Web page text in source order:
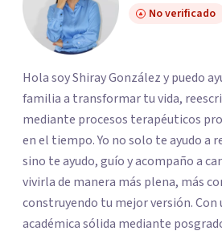
No verificado
Hola soy Shiray González y puedo
familia a transformar tu vida,
mediante procesos terapéuticos
en el tiempo. Yo no solo te ayudo a
sino te ayudo, guío y acompaño a
vivirla de manera más plena, más
construyendo tu mejor versión. Con una formación
académica sólida mediante